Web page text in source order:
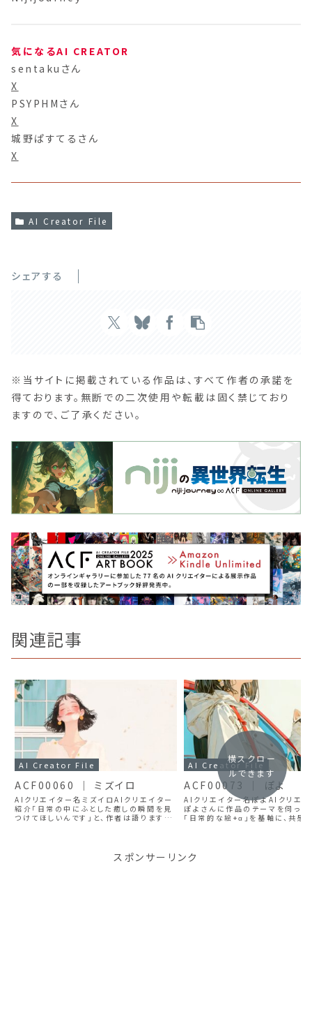
気になるAI CREATOR
sentakuさん
X
PSYPHMさん
X
城野ぱすてるさん
X
AI Creator File
シェアする
※当サイトに掲載されている作品は、すべて作者の承諾を
得ております。無断での二次使用や転載は固く禁じており
ますので、ご了承ください。
関連記事
AI Creator File
ACF00060 ｜ ミズイロ
AIクリエイター名ミズイロAIクリエイター
紹介「日常の中にふとした癒しの瞬間を見
つけてほしいんです」と、作者は語ります。そ
AI Creator File
ACF00073 ｜ ぽよ
AIクリエイター名ぽよAIクリエ
ぽよさんに作品のテーマを伺った
「日常的な絵+α」を基軸に、共感
ひ...
横スクロー
ルできます
スポンサーリンク